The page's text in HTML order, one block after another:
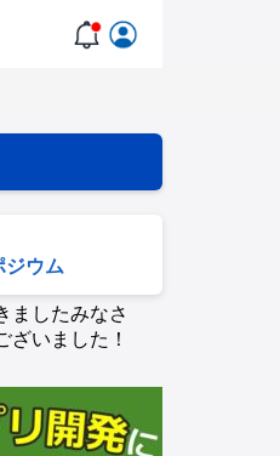
ジウム
ましたみなさ
ざいました！